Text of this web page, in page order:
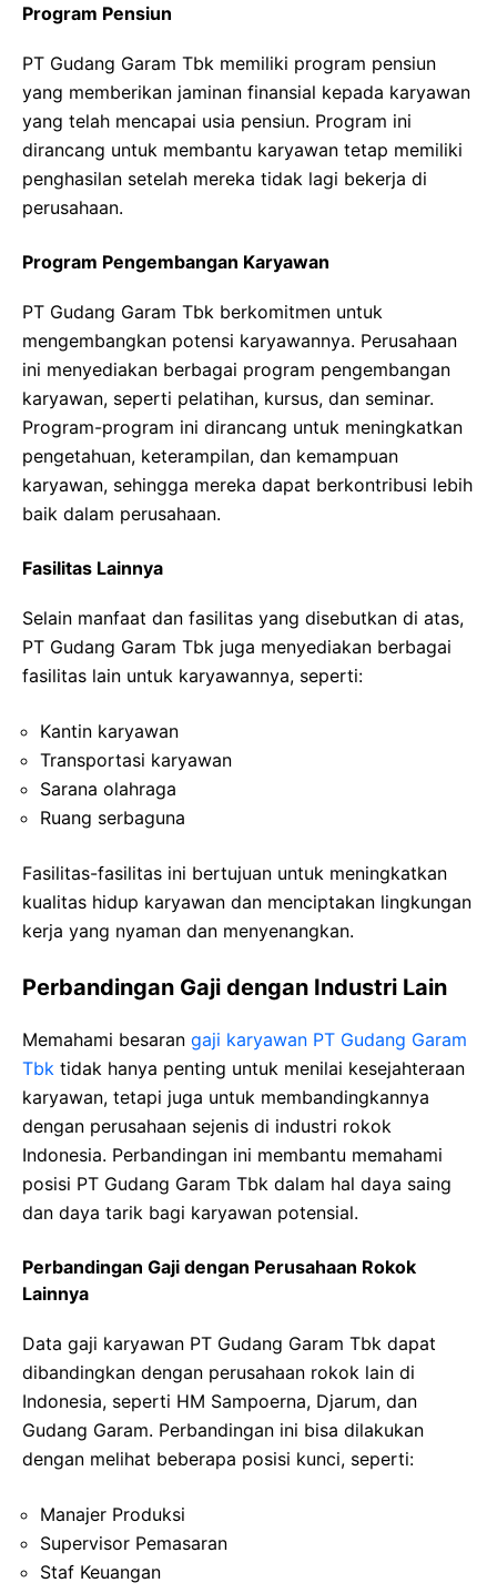
Program Pensiun
PT Gudang Garam Tbk memiliki program pensiun
yang memberikan jaminan finansial kepada karyawan
yang telah mencapai usia pensiun. Program ini
dirancang untuk membantu karyawan tetap memiliki
penghasilan setelah mereka tidak lagi bekerja di
perusahaan.
Program Pengembangan Karyawan
PT Gudang Garam Tbk berkomitmen untuk
mengembangkan potensi karyawannya. Perusahaan
ini menyediakan berbagai program pengembangan
karyawan, seperti pelatihan, kursus, dan seminar.
Program-program ini dirancang untuk meningkatkan
pengetahuan, keterampilan, dan kemampuan
karyawan, sehingga mereka dapat berkontribusi lebih
baik dalam perusahaan.
Fasilitas Lainnya
Selain manfaat dan fasilitas yang disebutkan di atas,
PT Gudang Garam Tbk juga menyediakan berbagai
fasilitas lain untuk karyawannya, seperti:
Kantin karyawan
Transportasi karyawan
Sarana olahraga
Ruang serbaguna
Fasilitas-fasilitas ini bertujuan untuk meningkatkan
kualitas hidup karyawan dan menciptakan lingkungan
kerja yang nyaman dan menyenangkan.
Perbandingan Gaji dengan Industri Lain
Memahami besaran gaji karyawan PT Gudang Garam
Tbk tidak hanya penting untuk menilai kesejahteraan
karyawan, tetapi juga untuk membandingkannya
dengan perusahaan sejenis di industri rokok
Indonesia. Perbandingan ini membantu memahami
posisi PT Gudang Garam Tbk dalam hal daya saing
dan daya tarik bagi karyawan potensial.
Perbandingan Gaji dengan Perusahaan Rokok
Lainnya
Data gaji karyawan PT Gudang Garam Tbk dapat
dibandingkan dengan perusahaan rokok lain di
Indonesia, seperti HM Sampoerna, Djarum, dan
Gudang Garam. Perbandingan ini bisa dilakukan
dengan melihat beberapa posisi kunci, seperti:
Manajer Produksi
Supervisor Pemasaran
Staf Keuangan